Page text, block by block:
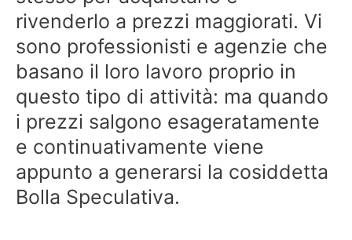
rivenderlo a prezzi maggiorati. Vi
sono professionisti e agenzie che
basano il loro lavoro proprio in
questo tipo di attività: ma quando
i prezzi salgono esageratamente
e continuativamente viene
appunto a generarsi la cosiddetta
Bolla Speculativa.